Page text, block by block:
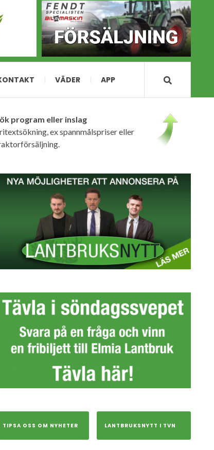
VÄDER APP
program eller inslag
ex spannmålspriser eller
TIPSA OSS OM NYHETER LANTBRUKSNYTT I TVN